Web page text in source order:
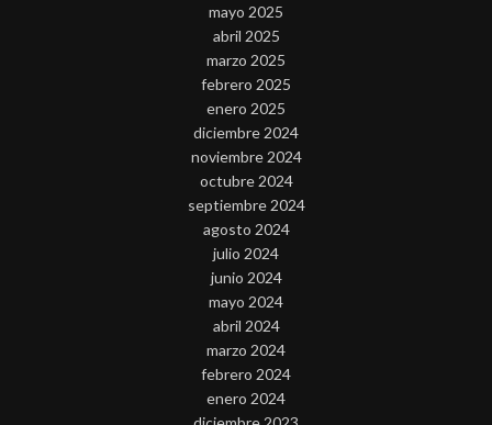
mayo 2025
abril 2025
marzo 2025
febrero 2025
enero 2025
diciembre 2024
noviembre 2024
octubre 2024
septiembre 2024
agosto 2024
julio 2024
junio 2024
mayo 2024
abril 2024
marzo 2024
febrero 2024
enero 2024